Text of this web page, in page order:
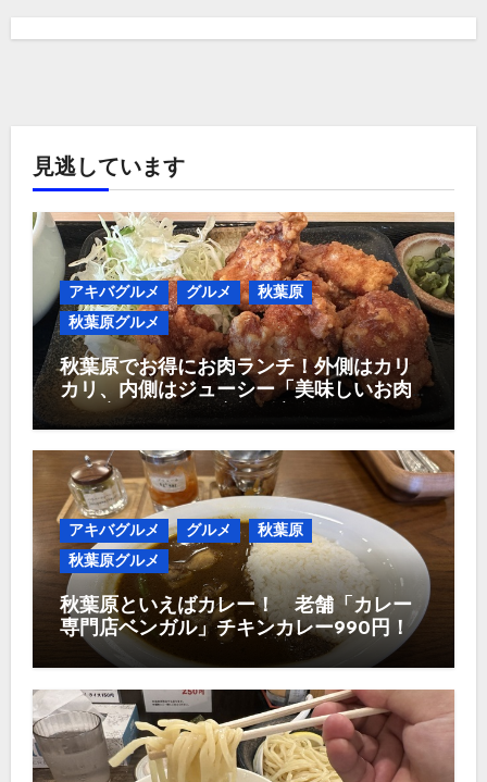
見逃しています
アキバグルメ グルメ
秋葉原
秋葉原グルメ
秋葉原でお得にお肉ランチ！外側はカリ
カリ、内側はジューシー「美味しいお肉
のお店 やまの」唐揚げ定食980円！
アキバグルメ グルメ
秋葉原
秋葉原グルメ
秋葉原といえばカレー！ 老舗「カレー
専門店ベンガル」チキンカレー990円！